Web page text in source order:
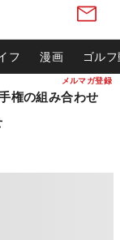
メルマガ登録
フ 漫画 ゴル
権の組み合わせ